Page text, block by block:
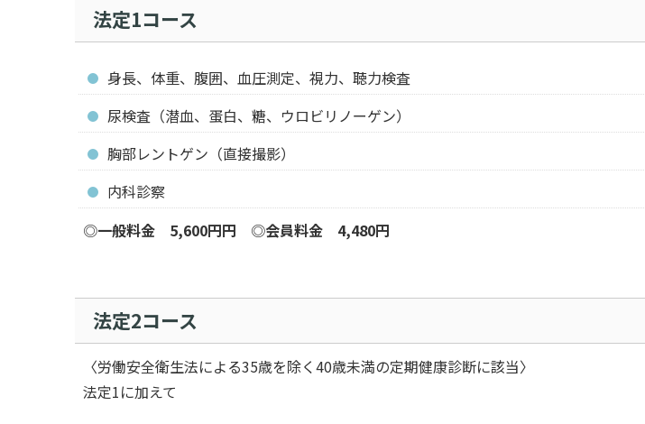
法定1コース
身長、体重、腹囲、血圧測定、視力、聴力検査
尿検査（潜血、蛋白、糖、ウロビリノーゲン）
胸部レントゲン（直接撮影）
内科診察
◎一般料金 5,600円円 ◎会員料金 4,480円
法定2コース
〈労働安全衛生法による35歳を除く40歳未満の定期健康診断に該当〉
法定1に加えて